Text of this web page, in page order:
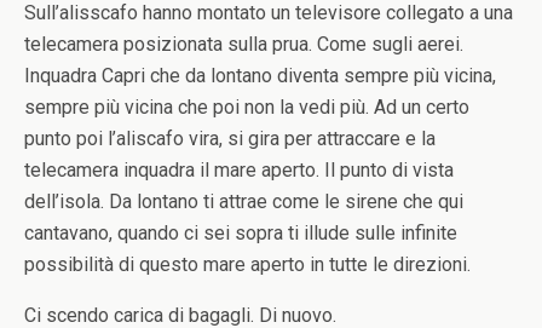
Sull’alisscafo hanno montato un televisore collegato a una
telecamera posizionata sulla prua. Come sugli aerei.
Inquadra Capri che da lontano diventa sempre più vicina,
sempre più vicina che poi non la vedi più. Ad un certo
punto poi l’aliscafo vira, si gira per attraccare e la
telecamera inquadra il mare aperto. Il punto di vista
dell’isola. Da lontano ti attrae come le sirene che qui
cantavano, quando ci sei sopra ti illude sulle infinite
possibilità di questo mare aperto in tutte le direzioni.
Ci scendo carica di bagagli. Di nuovo.